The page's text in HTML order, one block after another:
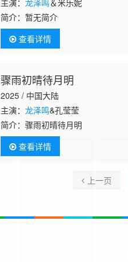
主演：龙泽鸣＆米乐妮
简介：暂无简介
查看详情
骤雨初晴待月明
2025 / 中国大陆
主演：龙泽鸣&孔莹莹
简介：骤雨初晴待月明
查看详情
上一页